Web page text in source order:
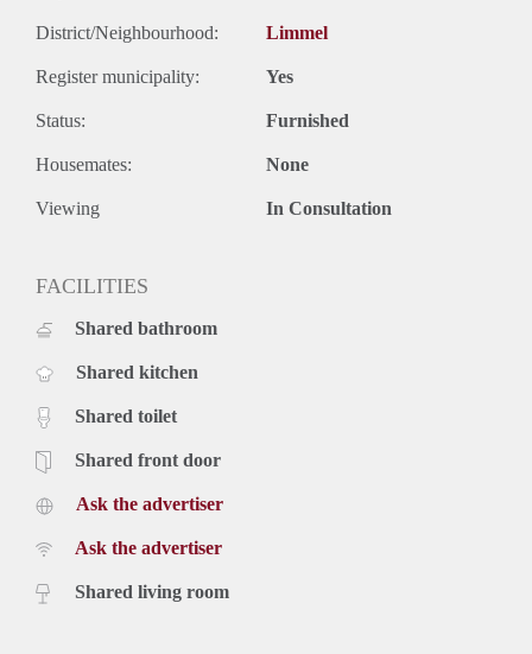
District/Neighbourhood: Limmel
Register municipality: Yes
Status: Furnished
Housemates: None
Viewing In Consultation
FACILITIES
Shared bathroom
Shared kitchen
Shared toilet
Shared front door
Ask the advertiser
Ask the advertiser
Shared living room